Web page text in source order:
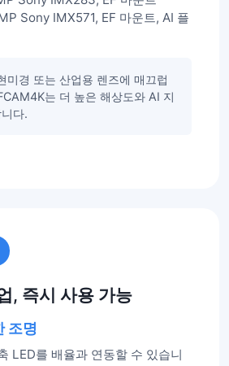
Sony IMX571, EF 마운트, AI 플
미경 또는 산업용 렌즈에 매끄럽
는 더 높은 해상도와 AI 지
다.
, 즉시 사용 가능
조명
LED를 배율과 연동할 수 있습니